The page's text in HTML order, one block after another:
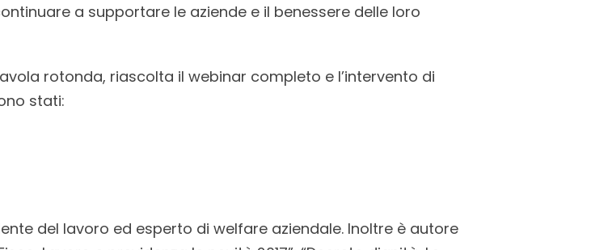
a supportare le aziende e il benessere delle loro
rotonda, riascolta il webinar completo e l’intervento di
stati:
del lavoro ed esperto di welfare aziendale. Inoltre è autore